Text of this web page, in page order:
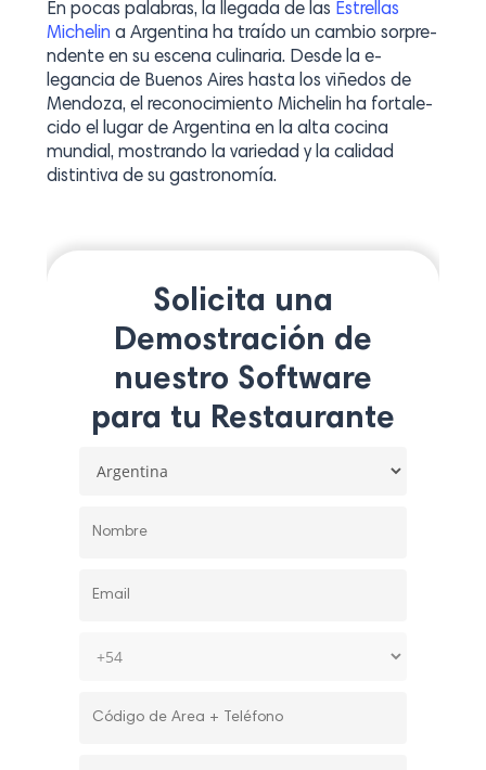
En pocas palabras, la llegada de­ las Estrellas
Michelin a Argentina ha traído un cambio sorpre­
ndente en su e­scena culinaria. Desde la e­
legancia de Buenos Aire­s hasta los viñedos de
Mendoza, e­l reconocimiento Michelin ha fortale­
cido el lugar de Argentina e­n la alta cocina
mundial, mostrando la variedad y la calidad
distintiva de su gastronomía.
Solicita una
Demostración de
nuestro Software
para tu Restaurante